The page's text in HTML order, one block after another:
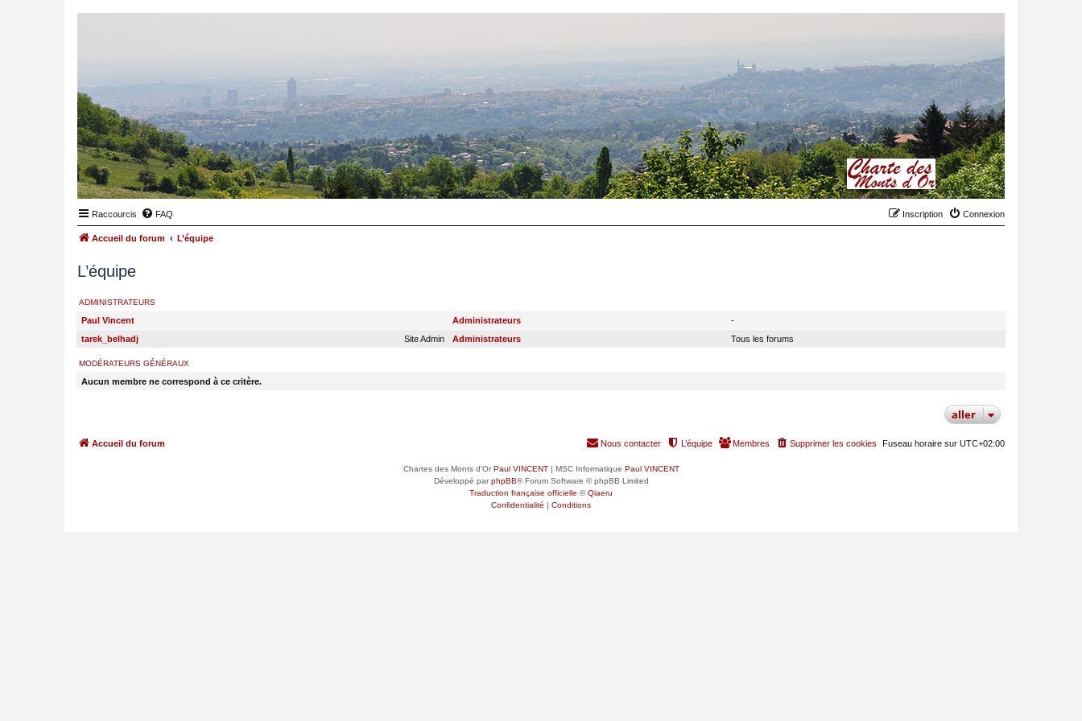
Raccourcis FAQ Connexion
Inscription
Accueil du forum L’équipe
L’équipe
ADMINISTRATEURS
Paul Vincent Administrateurs
-
Site Admin
tarek_belhadj Administrateurs Tous les forums
MODÉRATEURS GÉNÉRAUX
Aucun membre ne correspond à ce critère.
aller
Accueil du forum Fuseau horaire sur UTC+02:00
Supprimer les cookies
Membres
L’équipe
Nous contacter
Chartes des Monts d'OrPaul VINCENT| MSC Informatique Paul VINCENT
Développé parphpBB® Forum Software © phpBB Limited
Traduction française officielle ©Qiaeru
Confidentialité | Conditions